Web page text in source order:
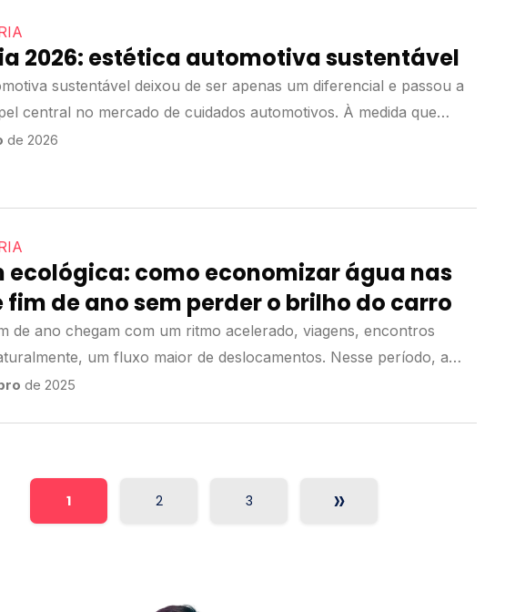
2026: estética automotiva sustentável
sustentável deixou de ser apenas um diferencial e passou a
central no mercado de cuidados automotivos. À medida que
tornam...
de 2026
ecológica: como economizar água nas
fim de ano sem perder o brilho do carro
de ano chegam com um ritmo acelerado, viagens, encontros
um fluxo maior de deslocamentos. Nesse período, a
de 2025
1 2 3 »